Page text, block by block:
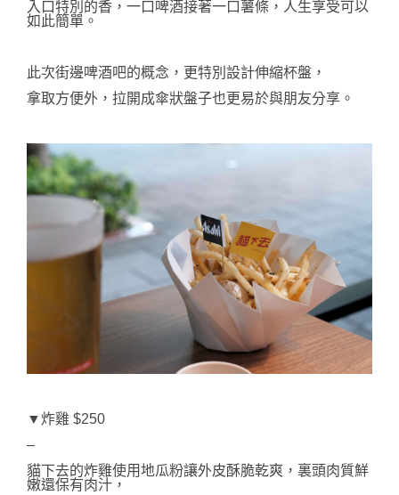
入口特別的香，一口啤酒接著一口薯條，人生享受可以
如此簡單。
此次街邊啤酒吧的概念，更特別設計伸縮杯盤，
拿取方便外，拉開成傘狀盤子也更易於與朋友分享。
▼炸雞 $250
–
貓下去的炸雞使用地瓜粉讓外皮酥脆乾爽，裏頭肉質鮮
嫩還保有肉汁，